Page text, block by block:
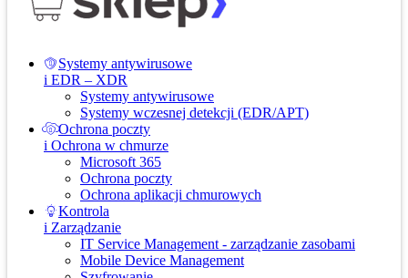
Systemy antywirusowe
i EDR – XDR
Systemy antywirusowe
Systemy wczesnej detekcji (EDR/APT)
Ochrona poczty
i Ochrona w chmurze
Microsoft 365
Ochrona poczty
Ochrona aplikacji chmurowych
Kontrola
i Zarządzanie
IT Service Management - zarządzanie zasobami
Mobile Device Management